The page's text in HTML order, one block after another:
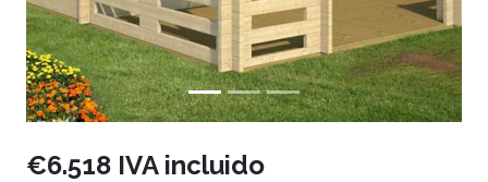
€6.518 IVA incluido